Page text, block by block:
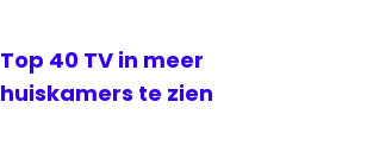
Top 40 TV in meer
huiskamers te zien